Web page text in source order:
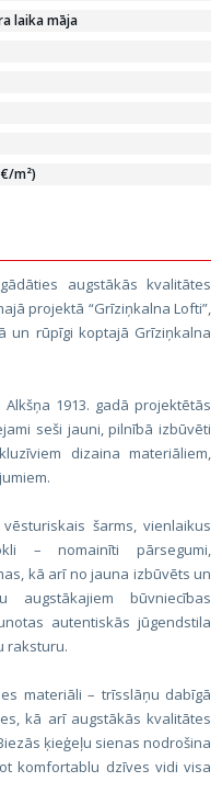
laika māja
m²)
augstākās kvalitātes
projektā “Grīziņkalna Lofti”,
un rūpīgi koptajā Grīziņkalna
1913. gadā projektētās
seši jauni, pilnībā izbūvēti
dizaina materiāliem,
šarms, vienlaikus
– nomainīti pārsegumi,
kā arī no jauna izbūvēts un
augstākajiem būvniecības
autentiskās jūgendstila
raksturu.
materiāli – trīsslāņu dabīgā
kā arī augstākās kvalitātes
ķieģeļu sienas nodrošina
komfortablu dzīves vidi visa